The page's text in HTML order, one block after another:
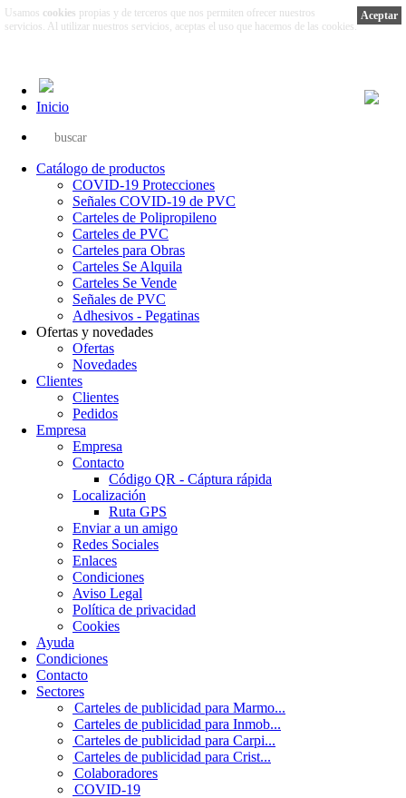
Inicio
Catálogo de productos
COVID-19 Protecciones
Señales COVID-19 de PVC
Carteles de Polipropileno
Carteles de PVC
Carteles para Obras
Carteles Se Alquila
Carteles Se Vende
Señales de PVC
Adhesivos - Pegatinas
Ofertas y novedades
Ofertas
Novedades
Clientes
Clientes
Pedidos
Empresa
Empresa
Contacto
Código QR - Cáptura rápida
Localización
Ruta GPS
Enviar a un amigo
Redes Sociales
Enlaces
Condiciones
Aviso Legal
Política de privacidad
Cookies
Ayuda
Condiciones
Contacto
Sectores
Carteles de publicidad para Marmo...
Carteles de publicidad para Inmob...
Carteles de publicidad para Carpi...
Carteles de publicidad para Crist...
Colaboradores
COVID-19
Aceptar
Usamos cookies propias y de terceros que nos permiten ofrecer nuestros
servicios. Al utilizar nuestros servicios, aceptas el uso que hacemos de las cookies.